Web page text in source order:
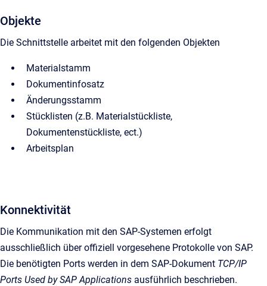
Objekte
Die Schnittstelle arbeitet mit den folgenden Objekten
Materialstamm
Dokumentinfosatz
Änderungsstamm
Stücklisten (z.B. Materialstückliste,
Dokumentenstückliste, ect.)
Arbeitsplan
Konnektivität
Die Kommunikation mit den SAP-Systemen erfolgt
ausschließlich über offiziell vorgesehene Protokolle von SAP.
Die benötigten Ports werden in dem SAP-Dokument TCP/IP
Ports Used by SAP Applications ausführlich beschrieben.